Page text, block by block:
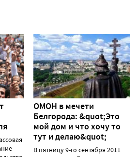
ОМОН в мечети
Белгорода: &quot;Это
мой дом и что хочу то
тут и делаю&quot;
В пятницу 9-го сентября 2011